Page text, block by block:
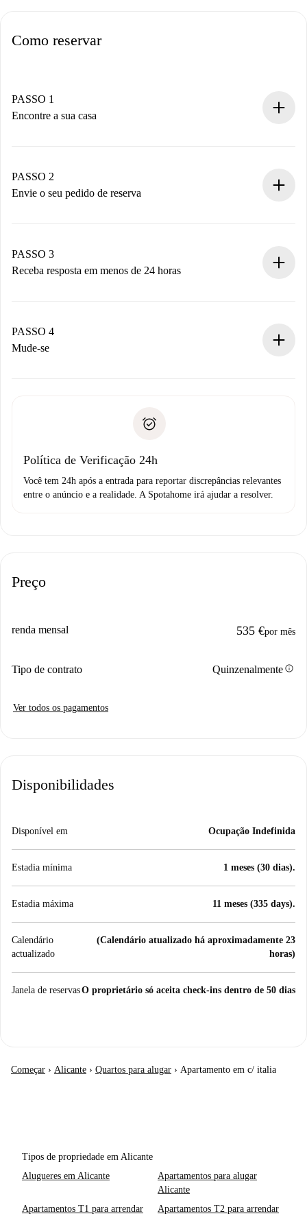
Como reservar
PASSO 1
Encontre a sua casa
Você tem todas as informações necessárias
antecipadamente.
PASSO 2
Envie o seu pedido de reserva
Não cobramos nada até que o proprietário confirme.
PASSO 3
Receba resposta em menos de 24 horas
proprietário.
Se recusada: não cobraremos nada e ofereceremos
Débito direto bancário
PASSO 4
Mude-se
não comunicar nenhum problema.
Política de Verificação 24h
Você tem 24h após a entrada para reportar discrepâncias relevantes
entre o anúncio e a realidade. A Spotahome irá ajudar a resolver.
Preço
renda mensal 535 €por mês
Tipo de contrato Quinzenalmenteinfo
Ver todos os pagamentos
Disponibilidades
Disponível em Ocupação Indefinida
Estadia mínima 1 meses (30 dias).
Estadia máxima 11 meses (335 days).
Calendário
actualizado
(Calendário atualizado há aproximadamente 23
horas)
Janela de reservasO proprietário só aceita check-ins dentro de 50 dias
Começar › Alicante › Quartos para alugar › Apartamento em c/ italia
Tipos de propriedade em Alicante
Alugueres em Alicante
Apartamentos para alugar
Alicante
Apartamentos T1 para arrendar
Apartamentos T2 para arrendar